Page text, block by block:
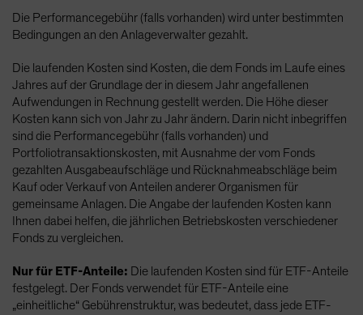
Die Performancegebühr (falls vorhanden) wird unter bestimmten
Bedingungen an den Anlageverwalter gezahlt.
Die laufenden Kosten sind Kosten, die dem Fonds im Laufe eines
Jahres auf der Grundlage der in diesem Jahr angefallenen
Aufwendungen in Rechnung gestellt werden. Die Höhe dieser
Kosten kann sich von Jahr zu Jahr ändern. Darin nicht inbegriffen
sind die Performancegebühr (falls vorhanden) und
Portfoliotransaktionskosten, mit Ausnahme der vom Fonds
gezahlten Ausgabeaufschläge und Rücknahmeabschläge beim
Kauf oder Verkauf von Anteilen anderer Organismen für
gemeinsame Anlagen. Die Angabe der laufenden Kosten kann
Ihnen dabei helfen, die jährlichen Betriebskosten verschiedener
Fonds zu vergleichen.
Nur für ETF-Anteile: Die laufenden Kosten sind für ETF-Anteile
festgelegt. Der Fonds verwendet für ETF-Anteile eine
„einheitliche“ Gebührenstruktur, was bedeutet, dass jede ETF-